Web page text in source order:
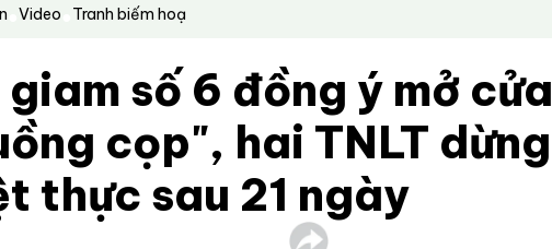
Video Tranh biếm hoạ
số 6 đồng ý mở cửa
cọp", hai TNLT dừng
thực sau 21 ngày